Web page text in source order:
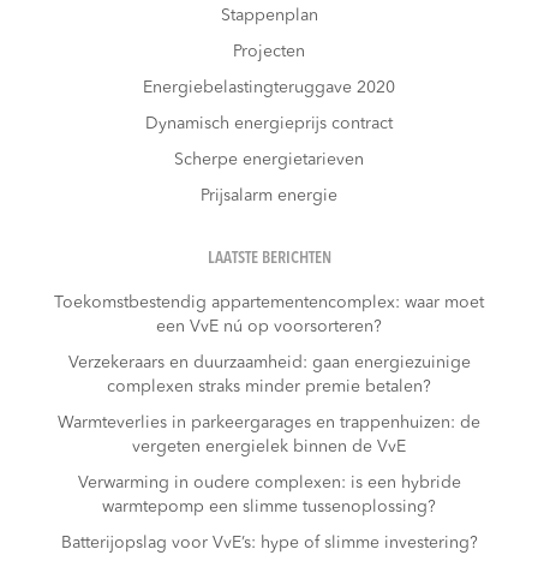
Stappenplan
Projecten
Energiebelastingteruggave 2020
Dynamisch energieprijs contract
Scherpe energietarieven
Prijsalarm energie
LAATSTE BERICHTEN
Toekomstbestendig appartementencomplex: waar moet
een VvE nú op voorsorteren?
Verzekeraars en duurzaamheid: gaan energiezuinige
complexen straks minder premie betalen?
Warmteverlies in parkeergarages en trappenhuizen: de
vergeten energielek binnen de VvE
Verwarming in oudere complexen: is een hybride
warmtepomp een slimme tussenoplossing?
Batterijopslag voor VvE’s: hype of slimme investering?